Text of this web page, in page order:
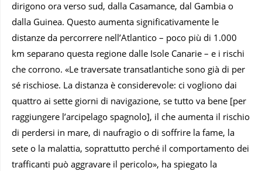
dirigono ora verso sud, dalla Casamance, dal Gambia o
dalla Guinea. Questo aumenta significativamente le
distanze da percorrere nell’Atlantico – poco più di 1.000
km separano questa regione dalle Isole Canarie – e i rischi
che corrono. «Le traversate transatlantiche sono già di per
sé rischiose. La distanza è considerevole: ci vogliono dai
quattro ai sette giorni di navigazione, se tutto va bene [per
raggiungere l’arcipelago spagnolo], il che aumenta il rischio
di perdersi in mare, di naufragio o di soffrire la fame, la
sete o la malattia, soprattutto perché il comportamento dei
trafficanti può aggravare il pericolo», ha spiegato la